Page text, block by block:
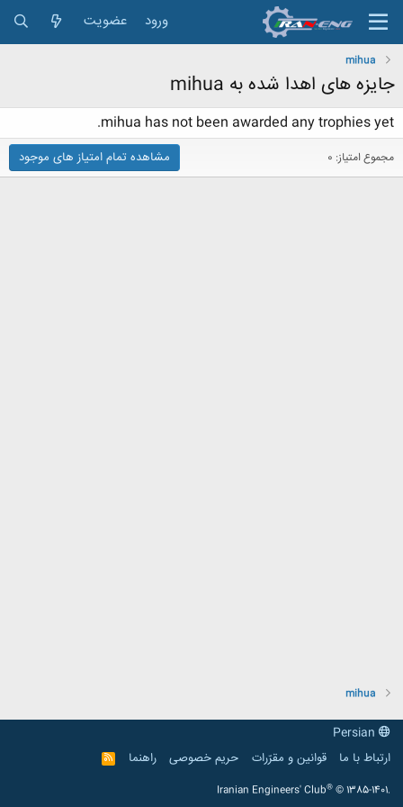
ورود عضویت
mihua
جایزه های اهدا شده به mihua
mihua has not been awarded any trophies yet.
مجموع امتیاز: 0 مشاهده تمام امتیاز های موجود
mihua
ارتباط با ما
قوانین و مقرّرات حریم خصوصی راهنما
R
S
Iranian Engineers' Club® © 1385-1401.